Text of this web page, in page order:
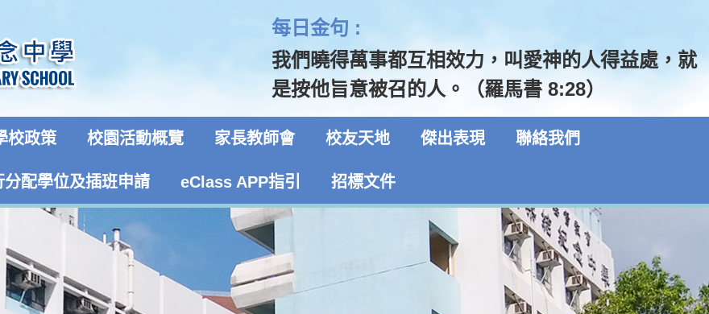
每日金句 :
我們曉得萬事都互相效力，叫愛神的人得益處，就
是按他旨意被召的人。（羅馬書 8:28）
校政策 校園活動概覽 家長教師會 校友天地 傑出表現 聯絡我們
分配學位及插班申請 eClass APP指引 招標文件